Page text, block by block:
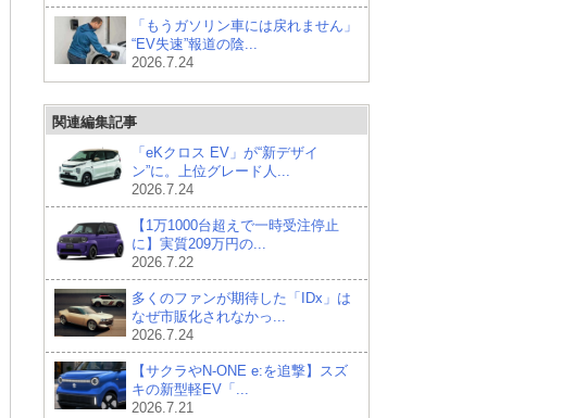
「もうガソリン車には戻れません」
“EV失速”報道の陰...
2026.7.24
関連編集記事
「eKクロス EV」が“新デザイ
ン”に。上位グレード人...
2026.7.24
【1万1000台超えで一時受注停止
に】実質209万円の...
2026.7.22
多くのファンが期待した「IDx」は
なぜ市販化されなかっ...
2026.7.24
【サクラやN-ONE e:を追撃】スズ
キの新型軽EV「...
2026.7.21